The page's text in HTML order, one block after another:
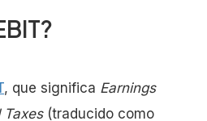
, que significa Earnings
(traducido como